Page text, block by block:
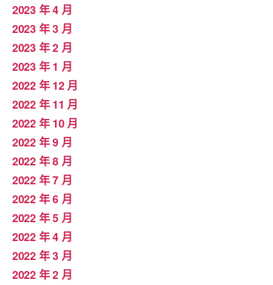
2023 年 4 月
2023 年 3 月
2023 年 2 月
2023 年 1 月
2022 年 12 月
2022 年 11 月
2022 年 10 月
2022 年 9 月
2022 年 8 月
2022 年 7 月
2022 年 6 月
2022 年 5 月
2022 年 4 月
2022 年 3 月
2022 年 2 月